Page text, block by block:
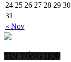
« Nov
24 25 26 27 28 29 30
31
TIN TỔNG HỢP